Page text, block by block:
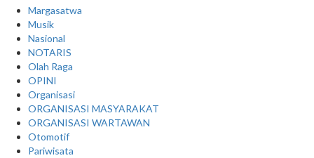
Margasatwa
Musik
Nasional
NOTARIS
Olah Raga
OPINI
Organisasi
ORGANISASI MASYARAKAT
ORGANISASI WARTAWAN
Otomotif
Pariwisata